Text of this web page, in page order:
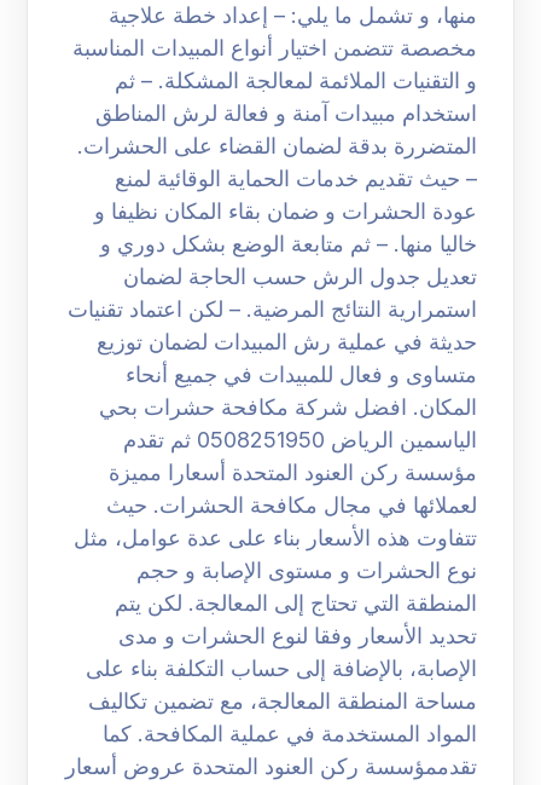
منها، و تشمل ما يلي: – إعداد خطة علاجية
مخصصة تتضمن اختيار أنواع المبيدات المناسبة
و التقنيات الملائمة لمعالجة المشكلة. – ثم
استخدام مبيدات آمنة و فعالة لرش المناطق
المتضررة بدقة لضمان القضاء على الحشرات.
– حيث تقديم خدمات الحماية الوقائية لمنع
عودة الحشرات و ضمان بقاء المكان نظيفا و
خاليا منها. – ثم متابعة الوضع بشكل دوري و
تعديل جدول الرش حسب الحاجة لضمان
استمرارية النتائج المرضية. – لكن اعتماد تقنيات
حديثة في عملية رش المبيدات لضمان توزيع
متساوى و فعال للمبيدات في جميع أنحاء
المكان. افضل شركة مكافحة حشرات بحي
الياسمين الرياض 0508251950 ثم تقدم
مؤسسة ركن العنود المتحدة أسعارا مميزة
لعملائها في مجال مكافحة الحشرات. حيث
تتفاوت هذه الأسعار بناء على عدة عوامل، مثل
نوع الحشرات و مستوى الإصابة و حجم
المنطقة التي تحتاج إلى المعالجة. لكن يتم
تحديد الأسعار وفقا لنوع الحشرات و مدى
الإصابة، بالإضافة إلى حساب التكلفة بناء على
مساحة المنطقة المعالجة، مع تضمين تكاليف
المواد المستخدمة في عملية المكافحة. كما
تقدممؤسسة ركن العنود المتحدة عروض أسعار